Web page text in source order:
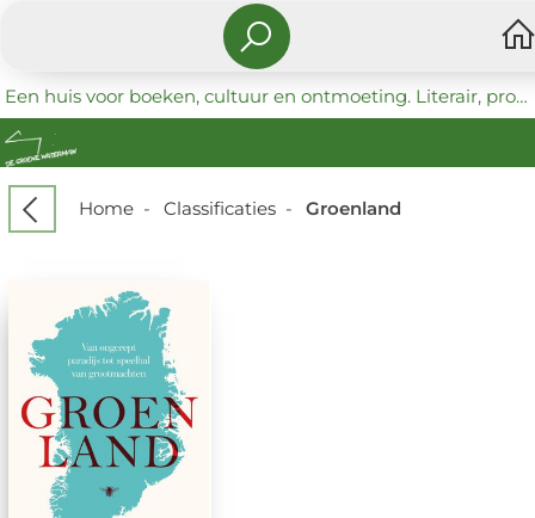
Een huis voor boeken, cultuur en ontmoeting. Literair, progressief en coöperatief.
Home- Classificaties- Groenland